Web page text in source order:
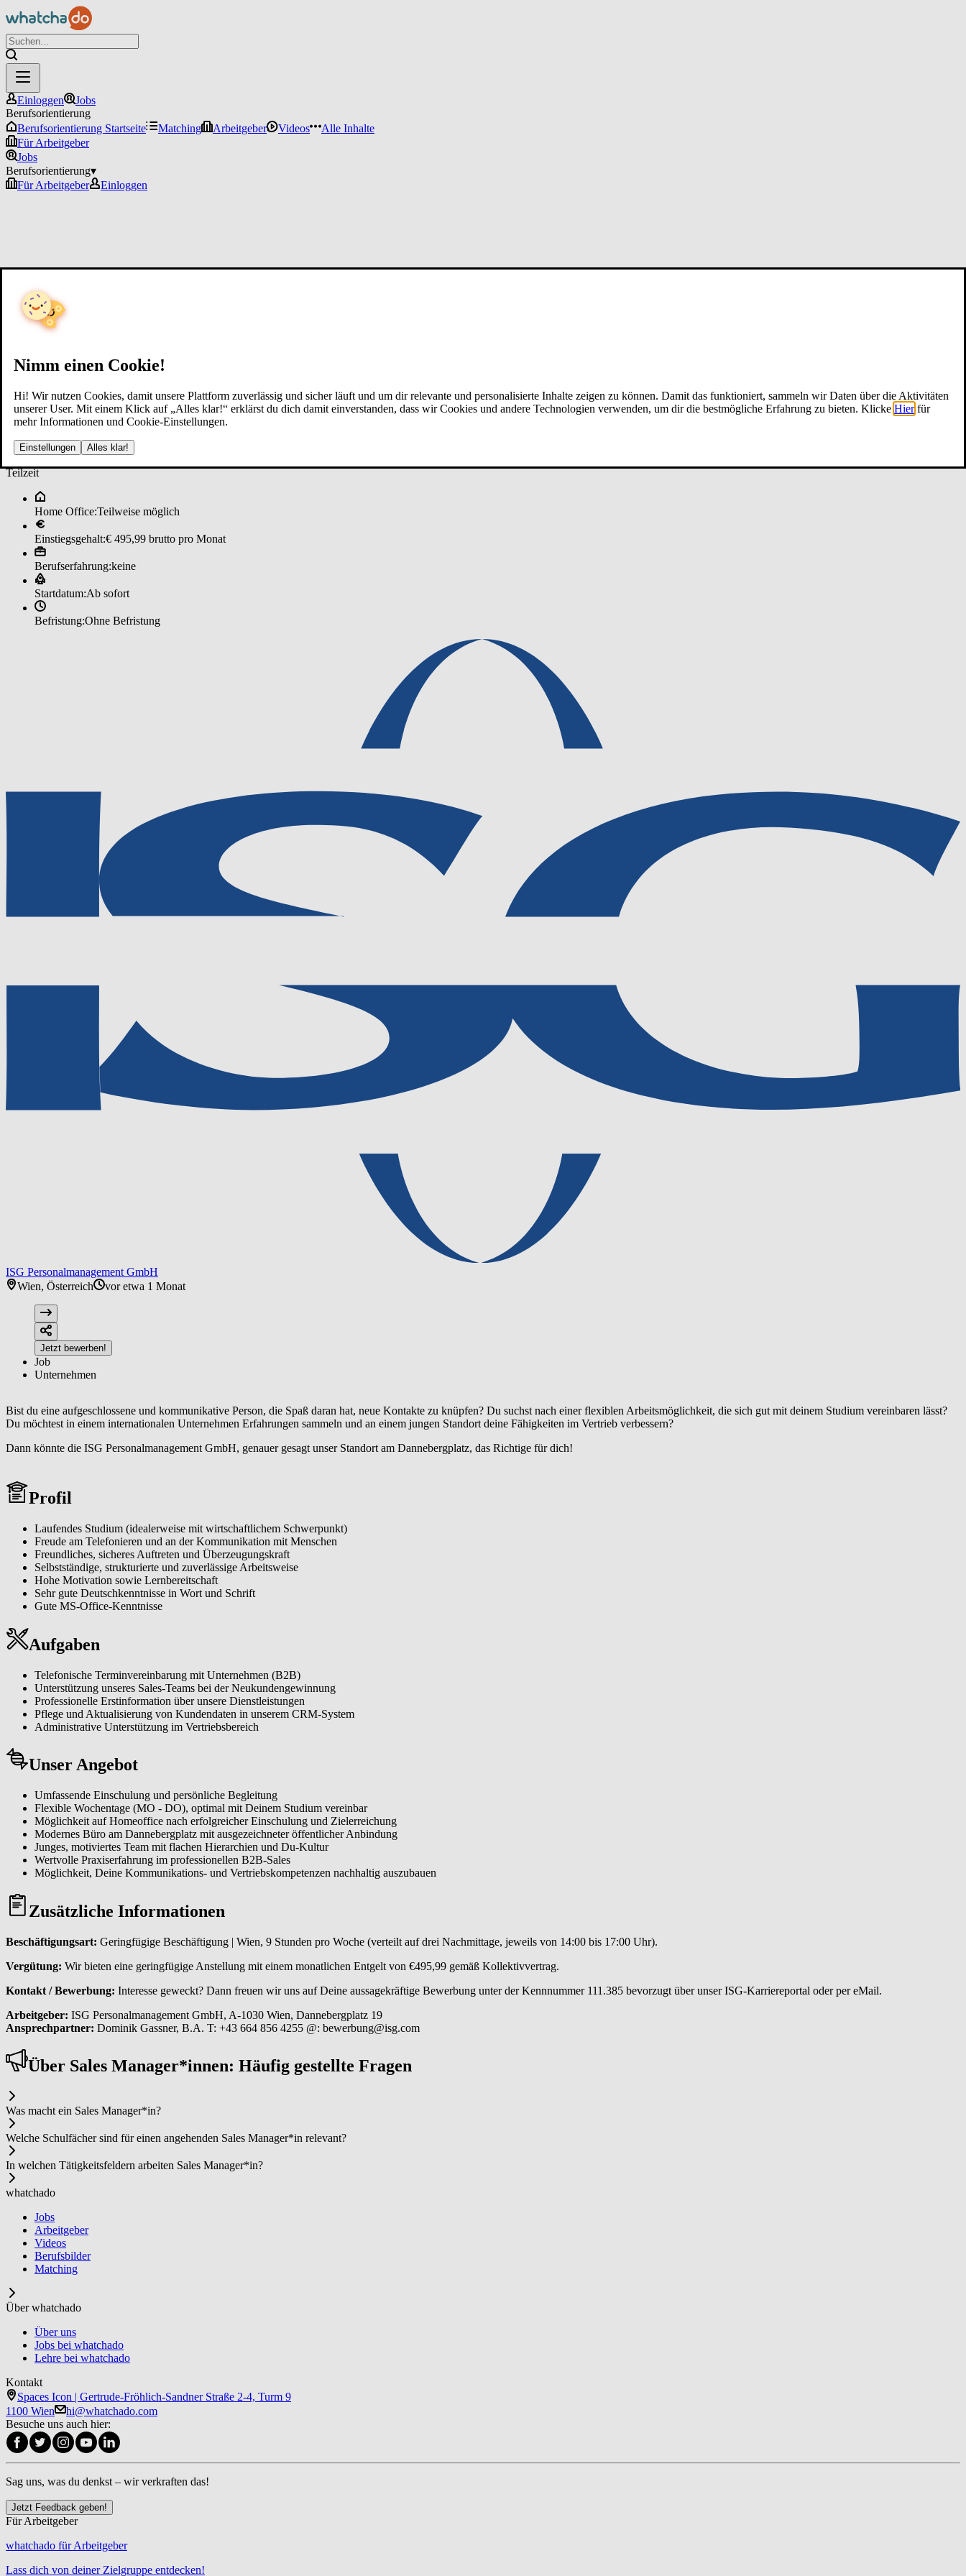
Nimm einen Cookie!
Hi! Wir nutzen Cookies, damit unsere Plattform zuverlässig und sicher läuft und um dir relevante und personalisierte Inhalte zeigen zu können. Damit das funktioniert, sammeln wir Daten über die Aktivitäten
unserer User. Mit einem Klick auf „Alles klar!“ erklärst du dich damit einverstanden, dass wir Cookies und andere Technologien verwenden, um dir die bestmögliche Erfahrung zu bieten. Klicke Hier für
mehr Informationen und Cookie-Einstellungen.
Einstellungen Alles klar!
Einloggen
Jobs
Berufsorientierung
Berufsorientierung Startseite
Matching Arbeitgeber Videos
Alle Inhalte
Für Arbeitgeber
Jobs
Berufsorientierung▾
Für Arbeitgeber
Einloggen
Stu­den­ten­job­ ­Sa­les & Busi­nes­s ­De­ve­lop­men­t (m/w/d)
Teilzeit
Home Office:Teilweise möglich
Einstiegsgehalt:€ 495,99 brutto pro Monat
Berufserfahrung:keine
Startdatum:Ab sofort
Befristung:Ohne Befristung
ISG Personalmanagement GmbH
Wien, Österreich
vor etwa 1 Monat
Jetzt bewerben!
Job
Unternehmen
Bist du eine aufgeschlossene und kommunikative Person, die Spaß daran hat, neue Kontakte zu knüpfen? Du suchst nach einer flexiblen Arbeitsmöglichkeit, die sich gut mit deinem Studium vereinbaren lässt?
Du möchtest in einem internationalen Unternehmen Erfahrungen sammeln und an einem jungen Standort deine Fähigkeiten im Vertrieb verbessern?
Dann könnte die ISG Personalmanagement GmbH, genauer gesagt unser Standort am Dannebergplatz, das Richtige für dich!
Profil
Laufendes Studium (idealerweise mit wirtschaftlichem Schwerpunkt)
Freude am Telefonieren und an der Kommunikation mit Menschen
Freundliches, sicheres Auftreten und Überzeugungskraft
Selbstständige, strukturierte und zuverlässige Arbeitsweise
Hohe Motivation sowie Lernbereitschaft
Sehr gute Deutschkenntnisse in Wort und Schrift
Gute MS-Office-Kenntnisse
Aufgaben
Telefonische Terminvereinbarung mit Unternehmen (B2B)
Unterstützung unseres Sales-Teams bei der Neukundengewinnung
Professionelle Erstinformation über unsere Dienstleistungen
Pflege und Aktualisierung von Kundendaten in unserem CRM-System
Administrative Unterstützung im Vertriebsbereich
Unser Angebot
Umfassende Einschulung und persönliche Begleitung
Flexible Wochentage (MO - DO), optimal mit Deinem Studium vereinbar
Möglichkeit auf Homeoffice nach erfolgreicher Einschulung und Zielerreichung
Modernes Büro am Dannebergplatz mit ausgezeichneter öffentlicher Anbindung
Junges, motiviertes Team mit flachen Hierarchien und Du-Kultur
Wertvolle Praxiserfahrung im professionellen B2B-Sales
Möglichkeit, Deine Kommunikations- und Vertriebskompetenzen nachhaltig auszubauen
Zusätzliche Informationen
Beschäftigungsart: Geringfügige Beschäftigung | Wien, 9 Stunden pro Woche (verteilt auf drei Nachmittage, jeweils von 14:00 bis 17:00 Uhr).
Vergütung: Wir bieten eine geringfügige Anstellung mit einem monatlichen Entgelt von €495,99 gemäß Kollektivvertrag.
Kontakt / Bewerbung: Interesse geweckt? Dann freuen wir uns auf Deine aussagekräftige Bewerbung unter der Kennnummer 111.385 bevorzugt über unser ISG-Karriereportal oder per eMail.
Arbeitgeber: ISG Personalmanagement GmbH, A-1030 Wien, Dannebergplatz 19
Ansprechpartner: Dominik Gassner, B.A. T: +43 664 856 4255 @: bewerbung@isg.com
Über Sa­les ­Ma­na­ger*in­nen: Häufig gestellte Fragen
Was macht ein Sa­les ­Ma­na­ger*in?
Welche Schulfächer sind für einen angehenden Sa­les ­Ma­na­ger*in relevant?
In welchen Tätigkeitsfeldern arbeiten Sa­les ­Ma­na­ger*in?
whatchado
Jobs
Arbeitgeber
Videos
Berufsbilder
Matching
Über whatchado
Über uns
Jobs bei whatchado
Lehre bei whatchado
Kontakt
Spaces Icon | Gertrude-Fröhlich-Sandner Straße 2-4, Turm 9
1100 Wien
hi@whatchado.com
Besuche uns auch hier:
Sag uns, was du denkst – wir verkraften das!
Jetzt Feedback geben!
Für Arbeitgeber
whatchado für Arbeitgeber
Lass dich von deiner Zielgruppe entdecken!